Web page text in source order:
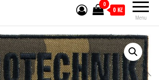
Menu
0
0 Kč